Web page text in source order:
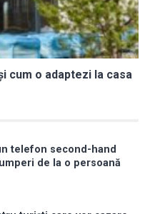
cum o adaptezi la casa
telefon second-hand
de la o persoană